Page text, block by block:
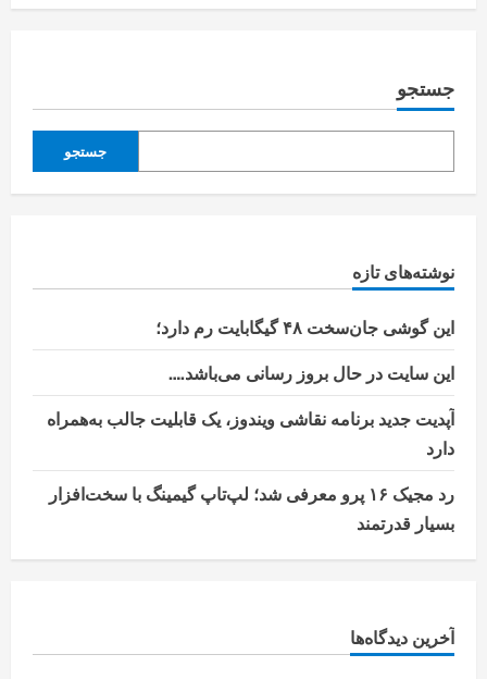
جستجو
جستجو
نوشته‌های تازه
این گوشی جان‌سخت ۴۸ گیگابایت رم دارد؛
این سایت در حال بروز رسانی می‌باشد….
آپدیت جدید برنامه نقاشی ویندوز، یک قابلیت جالب به‌همراه
دارد
رد مجیک ۱۶ پرو معرفی شد؛ لپ‌تاپ گیمینگ با سخت‌افزار
بسیار قدرتمند
آخرین دیدگاه‌ها